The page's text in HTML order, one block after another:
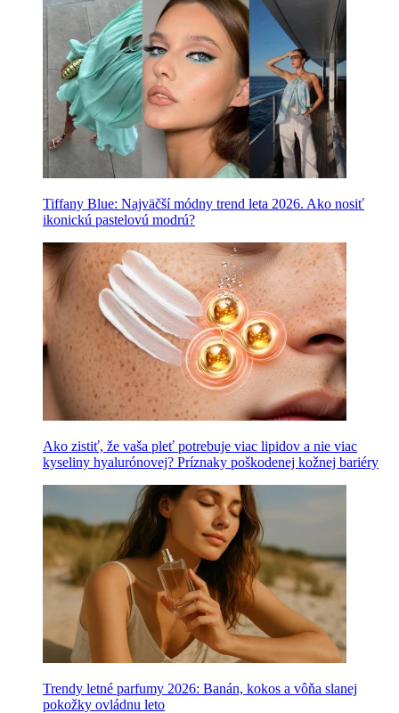
Tiffany Blue: Najväčší módny trend leta 2026. Ako nosiť
ikonickú pastelovú modrú?
Ako zistiť, že vaša pleť potrebuje viac lipidov a nie viac
kyseliny hyalurónovej? Príznaky poškodenej kožnej bariéry
Trendy letné parfumy 2026: Banán, kokos a vôňa slanej
pokožky ovládnu leto